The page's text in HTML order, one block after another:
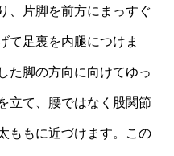
、片脚を前方にまっすぐ
て足裏を内腿につけま
た脚の方向に向けてゆっ
立て、腰ではなく股関節
ももに近づけます。この